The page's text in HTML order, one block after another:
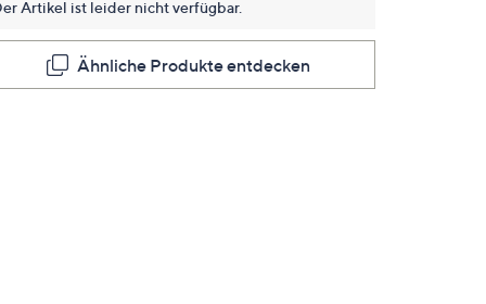
Artikel ist leider nicht verfügbar.
Ähnliche Produkte entdecken